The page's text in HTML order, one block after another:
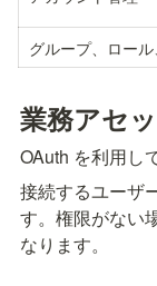
グループ、ロー
業務アセ
OAuth を利用し
接続するユーザ
す。権限がない
なります。